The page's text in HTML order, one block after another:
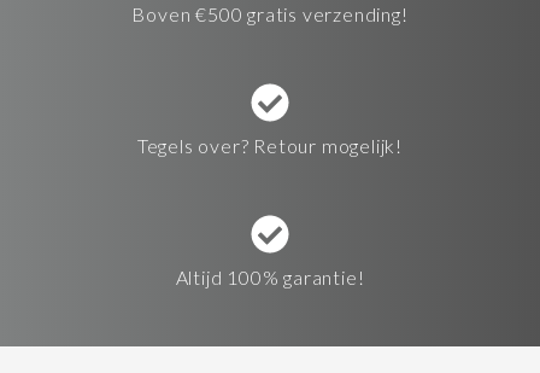
Boven €500 gratis verzending!
Tegels over? Retour mogelijk!
Altijd 100% garantie!